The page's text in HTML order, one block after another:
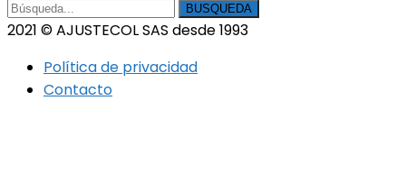
BUSQUEDA
2021 © AJUSTECOL SAS desde 1993
Política de privacidad
Contacto